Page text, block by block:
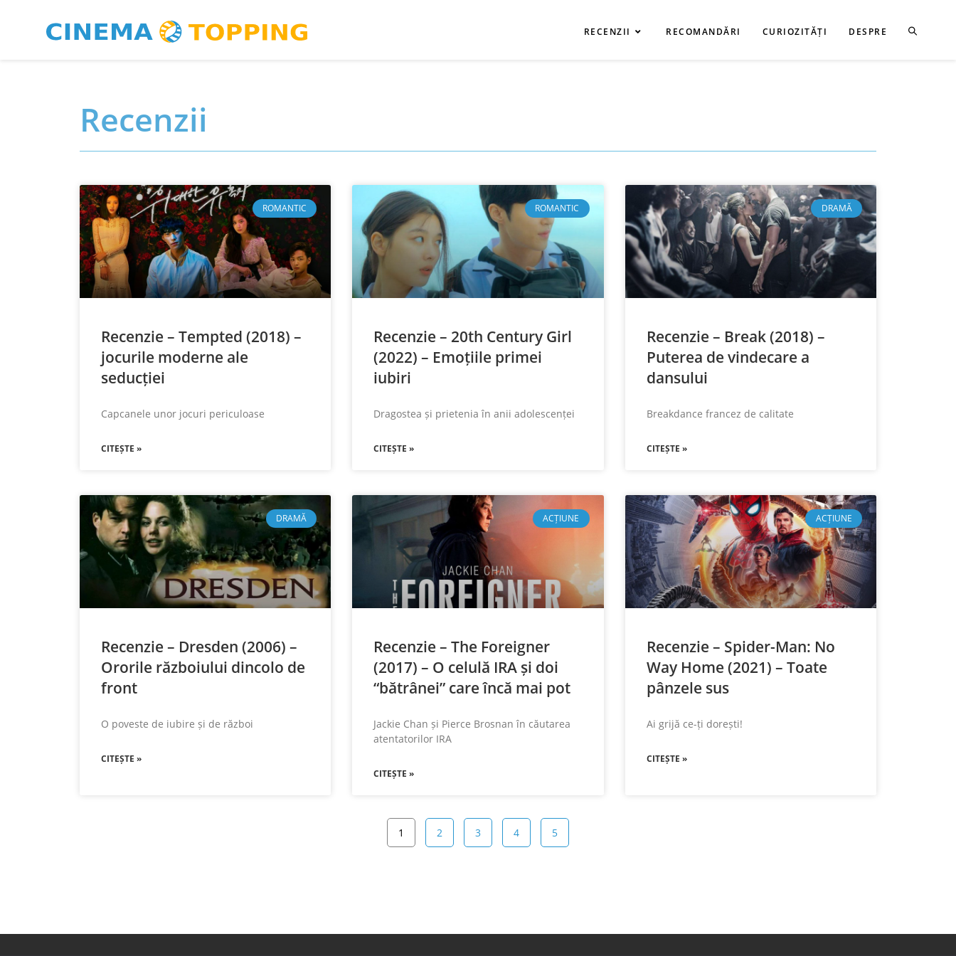
RECENZII RECOMANDĂRI CURIOZITĂȚI DESPRE
Recenzii
ROMANTIC
Recenzie – Tempted (2018) –
jocurile moderne ale
seducției
Capcanele unor jocuri periculoase
CITEȘTE »
ROMANTIC
Recenzie – 20th Century Girl
(2022) – Emoțiile primei
iubiri
Dragostea și prietenia în anii adolescenței
CITEȘTE »
DRAMĂ
Recenzie – Break (2018) –
Puterea de vindecare a
dansului
Breakdance francez de calitate
CITEȘTE »
DRAMĂ
Recenzie – Dresden (2006) –
Ororile războiului dincolo de
front
O poveste de iubire și de război
CITEȘTE »
ACȚIUNE
Recenzie – The Foreigner
(2017) – O celulă IRA și doi
“bătrânei” care încă mai pot
Jackie Chan și Pierce Brosnan în căutarea
atentatorilor IRA
CITEȘTE »
ACȚIUNE
Recenzie – Spider-Man: No
Way Home (2021) – Toate
pânzele sus
Ai grijă ce-ți dorești!
CITEȘTE »
1 2 3 4 5